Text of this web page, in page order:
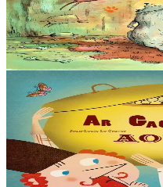
Emgav en deus ar Bleiz
e-barzh. Gant alioù fur ar
nemet derc’hel soñj : ar fri...
Er stok13,00 €
6 vloaz hag ouzhpenn
Sav-heol
Ar gaoteriad aour
En ur gêriadenn eus Rusia e
henañ, a oa paotr fin, met
kavet un teñzor. Ha neuze…